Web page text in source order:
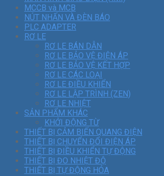
MCCB và MCB
NÚT NHẤN VÀ ĐÈN BÁO
PLC ADAPTER
RƠ LE
RƠ LE BÁN DẪN
RƠ LE BẢO VỆ ĐIỆN ÁP
RƠ LE BẢO VỆ KẾT HỢP
RƠ LE CÁC LOẠI
RƠ LE ĐIỀU KHIỂN
RƠ LE LẬP TRÌNH (ZEN)
RƠ LE NHIỆT
SẢN PHẨM KHÁC
KHỞI ĐỘNG TỪ
THIẾT BỊ CẢM BIẾN QUANG ĐIỆN
THIẾT BỊ CHUYỂN ĐỔI ĐIỆN ÁP
THIẾT BỊ ĐIỀU KHIỂN TỰ ĐỘNG
THIẾT BỊ ĐO NHIỆT ĐỘ
THIẾT BỊ TỰ ĐỘNG HÓA